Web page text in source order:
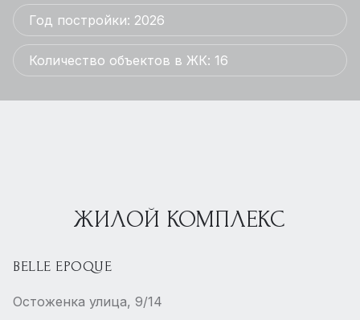
Год постройки: 2026
Количество объектов в ЖК: 16
ЖИЛОЙ КОМПЛЕКС
BELLE EPOQUE
Остоженка улица, 9/14